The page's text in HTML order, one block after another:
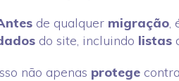
de qualquer migração,
do site, incluindo listas
não apenas protege contra